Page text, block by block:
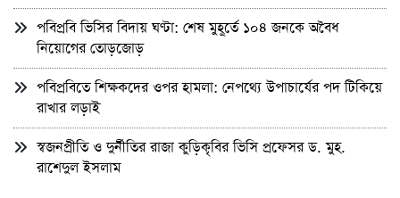
পবিপ্রবি ভিসির বিদায় ঘণ্টা: শেষ মুহূর্তে ১০৪ জনকে অবৈধ
নিয়োগের তোড়জোড়
পবিপ্রবিতে শিক্ষকদের ওপর হামলা: নেপথ্যে উপাচার্যের পদ টিকিয়ে
রাখার লড়াই
স্বজনপ্রীতি ও দুর্নীতির রাজা কুড়িকৃবির ভিসি প্রফেসর ড. মুহ.
রাশেদুল ইসলাম